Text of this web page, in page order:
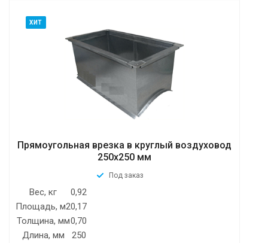
ХИТ
Прямоугольная врезка в круглый воздуховод
250x250 мм
Под заказ
Вес, кг
0,92
Площадь, м20,17
Толщина, мм0,70
Длина, мм
250